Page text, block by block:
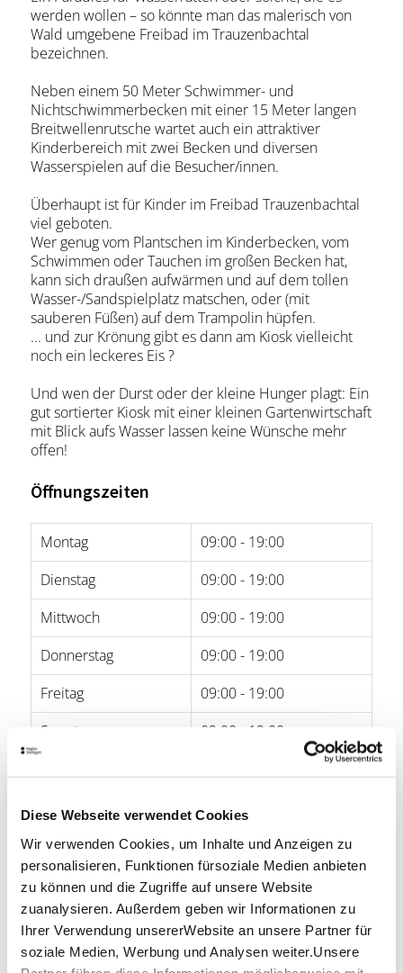
Diese Webseite verwendet Cookies
Wir verwenden Cookies, um Inhalte und Anzeigen zu
personalisieren, Funktionen fürsoziale Medien anbieten
zu können und die Zugriffe auf unsere Website
zuanalysieren. Außerdem geben wir Informationen zu
Ihrer Verwendung unsererWebsite an unsere Partner für
soziale Medien, Werbung und Analysen weiter.Unsere
werden wollen – so könnte man das malerisch von
Wald umgebene Freibad im Trauzenbachtal
bezeichnen.
Neben einem 50 Meter Schwimmer- und
Nichtschwimmerbecken mit einer 15 Meter langen
Breitwellenrutsche wartet auch ein attraktiver
Kinderbereich mit zwei Becken und diversen
Wasserspielen auf die Besucher/innen.
Überhaupt ist für Kinder im Freibad Trauzenbachtal
viel geboten.
Wer genug vom Plantschen im Kinderbecken, vom
Schwimmen oder Tauchen im großen Becken hat,
kann sich draußen aufwärmen und auf dem tollen
Wasser-/Sandspielplatz matschen, oder (mit
sauberen Füßen) auf dem Trampolin hüpfen.
... und zur Krönung gibt es dann am Kiosk vielleicht
noch ein leckeres Eis ?
Und wen der Durst oder der kleine Hunger plagt: Ein
gut sortierter Kiosk mit einer kleinen Gartenwirtschaft
mit Blick aufs Wasser lassen keine Wünsche mehr
offen!
Öffnungszeiten
Montag
09:00 - 19:00
Dienstag
09:00 - 19:00
Mittwoch
09:00 - 19:00
Donnerstag
09:00 - 19:00
Freitag
09:00 - 19:00
Samstag
09:00 - 19:00
Sonderöffnungszeiten
Freitag, 7. August 2026
09:00 - 20:00
Sonntag, 9. August 2026
09:00 - 21:00
Samstag, 8. August 2026
09:00 - 21:00